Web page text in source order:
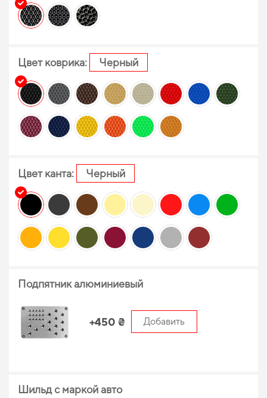
Цвет коврика: Черный
Цвет канта: Черный
Подпятник алюминиевый
+450 ₴ Добавить
Шильд с маркой авто